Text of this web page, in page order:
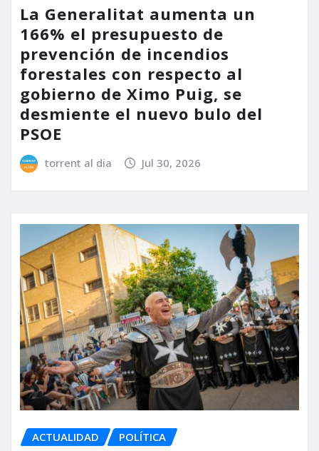
La Generalitat aumenta un
166% el presupuesto de
prevención de incendios
forestales con respecto al
gobierno de Ximo Puig, se
desmiente el nuevo bulo del
PSOE
torrent al dia Jul 30, 2026
ACTUALIDAD POLÍTICA